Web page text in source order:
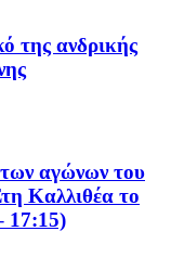
της ανδρικής
αγώνων του
Καλλιθέα το
17:15)